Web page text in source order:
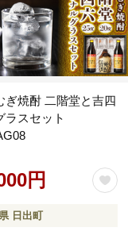
ぎ焼酎 二階堂と吉四
ラスセット
円
日出町